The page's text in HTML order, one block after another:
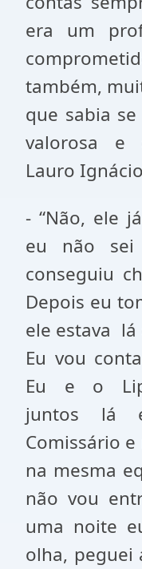
era um
também,
que sabia
valorosa e
Lauro
- “Não, ele
eu não sei
conseguiu
Depois eu
ele estava lá
Eu vou
Eu e o
juntos lá
Comissário
na mesma
não vou
uma noite
olha, peguei